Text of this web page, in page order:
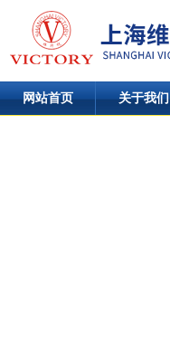
网站首页 关于我们